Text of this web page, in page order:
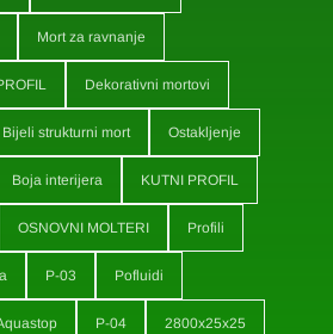
Mort za ravnanje
Dekorativni mortovi
Bijeli strukturni mort Ostakljenje
Boja interijera KUTNI PROFIL
OSNOVNI MOLTERI Profili
P-03 Pofluidi
P-04 2800x25x25